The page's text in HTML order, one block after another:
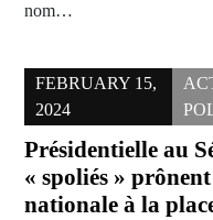
nom…
FEBRUARY 15,
2024
Présidentielle au
« spoliés »
nationale à la